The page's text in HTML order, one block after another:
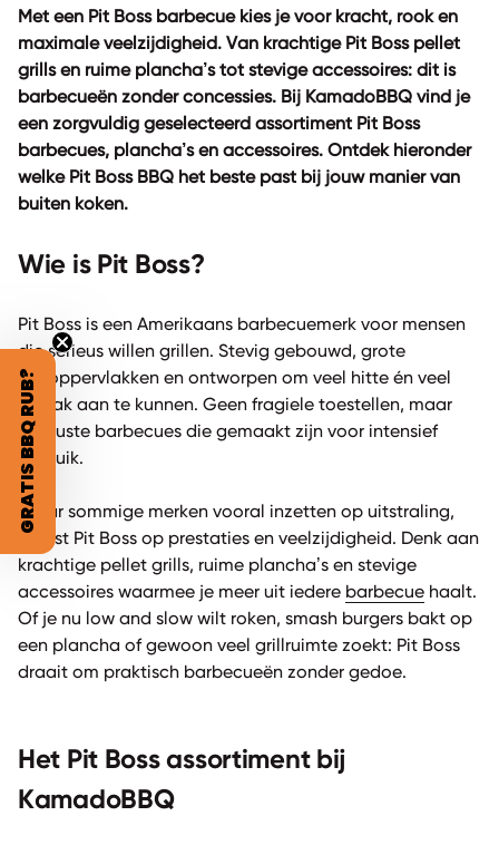
Met een Pit Boss barbecue kies je voor kracht, rook en
maximale veelzijdigheid. Van krachtige Pit Boss pellet
grills en ruime plancha’s tot stevige accessoires: dit is
barbecueën zonder concessies. Bij KamadoBBQ vind je
een zorgvuldig geselecteerd assortiment Pit Boss
barbecues, plancha’s en accessoires. Ontdek hieronder
welke Pit Boss BBQ het beste past bij jouw manier van
buiten koken.
Wie is Pit Boss?
Pit Boss is een Amerikaans barbecuemerk voor mensen
die serieus willen grillen. Stevig gebouwd, grote
grilloppervlakken en ontworpen om veel hitte én veel
smaak aan te kunnen. Geen fragiele toestellen, maar
robuuste barbecues die gemaakt zijn voor intensief
gebruik.
Waar sommige merken vooral inzetten op uitstraling,
focust Pit Boss op prestaties en veelzijdigheid. Denk aan
krachtige pellet grills, ruime plancha’s en stevige
accessoires waarmee je meer uit iedere barbecue haalt.
Of je nu low and slow wilt roken, smash burgers bakt op
een plancha of gewoon veel grillruimte zoekt: Pit Boss
draait om praktisch barbecueën zonder gedoe.
Het Pit Boss assortiment bij
KamadoBBQ
GRATIS BBQ RUB?